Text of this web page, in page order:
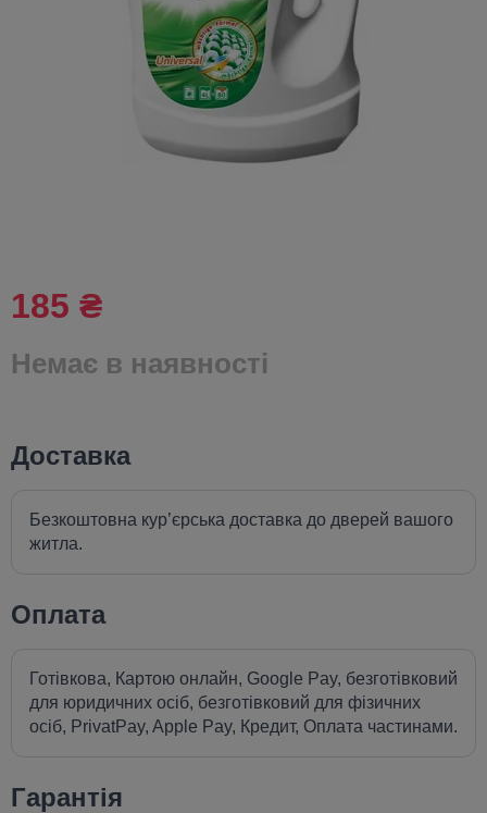
185 ₴
Немає в наявності
Доставка
Безкоштовна кур’єрська доставка до дверей вашого
житла.
Оплата
Готівкова, Картою онлайн, Google Pay, безготівковий
для юридичних осіб, безготівковий для фізичних
осіб, PrivatPay, Apple Pay, Кредит, Оплата частинами.
Гарантія